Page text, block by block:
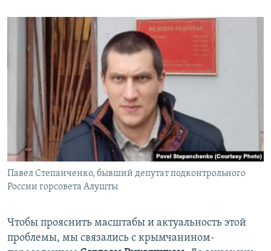
Павел Степанченко, бывший депутат подконтрольного
России горсовета Алушты
Чтобы прояснить масштабы и актуальность этой
проблемы, мы связались с крымчанином-